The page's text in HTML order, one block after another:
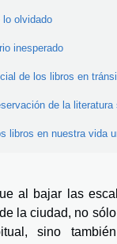
lo olvidado
inesperado
de los libros en
de la literatura
libros en nuestra vida
al bajar las
la ciudad, no
sino